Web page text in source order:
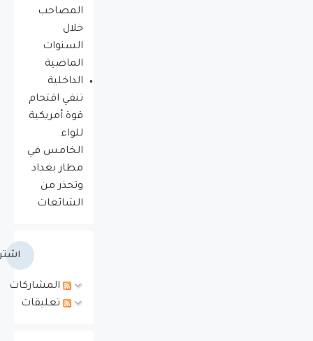
المصاحب
خلال
السنوات
الماضية
الداخلية
تنفي اقتحام
قوة أمريكية
للواء
الخامس في
مطار بغداد
وتحذر من
الشائعات
المشاركات
تعليقات